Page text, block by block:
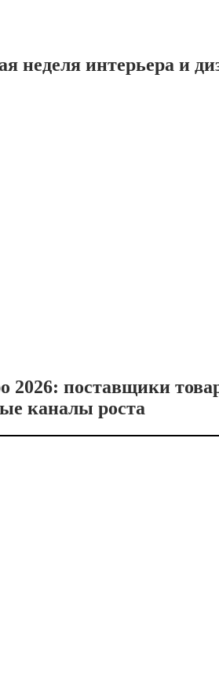
неделя интерьера и
2026: поставщики
каналы роста